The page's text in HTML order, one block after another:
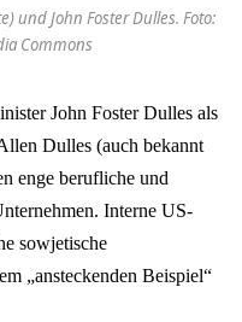
und John Foster Dulles. Foto:
Commons
John Foster Dulles als
Dulles (auch bekannt
enge berufliche und
Interne US-
sowjetische
„ansteckenden Beispiel“